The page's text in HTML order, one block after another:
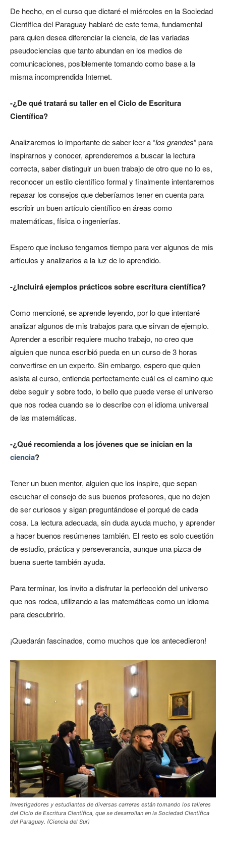
De hecho, en el curso que dictaré el miércoles en la Sociedad
Científica del Paraguay hablaré de este tema, fundamental
para quien desea diferenciar la ciencia, de las variadas
pseudociencias que tanto abundan en los medios de
comunicaciones, posiblemente tomando como base a la
misma incomprendida Internet.
-¿De qué tratará su taller en el Ciclo de Escritura
Científica?
Analizaremos lo importante de saber leer a “los grandes” para
inspirarnos y conocer, aprenderemos a buscar la lectura
correcta, saber distinguir un buen trabajo de otro que no lo es,
reconocer un estilo científico formal y finalmente intentaremos
repasar los consejos que deberíamos tener en cuenta para
escribir un buen artículo científico en áreas como
matemáticas, física o ingenierías.
Espero que incluso tengamos tiempo para ver algunos de mis
artículos y analizarlos a la luz de lo aprendido.
-¿Incluirá ejemplos prácticos sobre escritura científica?
Como mencioné, se aprende leyendo, por lo que intentaré
analizar algunos de mis trabajos para que sirvan de ejemplo.
Aprender a escribir requiere mucho trabajo, no creo que
alguien que nunca escribió pueda en un curso de 3 horas
convertirse en un experto. Sin embargo, espero que quien
asista al curso, entienda perfectamente cuál es el camino que
debe seguir y sobre todo, lo bello que puede verse el universo
que nos rodea cuando se lo describe con el idioma universal
de las matemáticas.
-¿Qué recomienda a los jóvenes que se inician en la
ciencia?
Tener un buen mentor, alguien que los inspire, que sepan
escuchar el consejo de sus buenos profesores, que no dejen
de ser curiosos y sigan preguntándose el porqué de cada
cosa. La lectura adecuada, sin duda ayuda mucho, y aprender
a hacer buenos resúmenes también. El resto es solo cuestión
de estudio, práctica y perseverancia, aunque una pizca de
buena suerte también ayuda.
Para terminar, los invito a disfrutar la perfección del universo
que nos rodea, utilizando a las matemáticas como un idioma
para descubrirlo.
¡Quedarán fascinados, como muchos que los antecedieron!
Investigadores y estudiantes de diversas carreras están tomando los talleres
del Ciclo de Escritura Científica, que se desarrollan en la Sociedad Científica
del Paraguay. (Ciencia del Sur)